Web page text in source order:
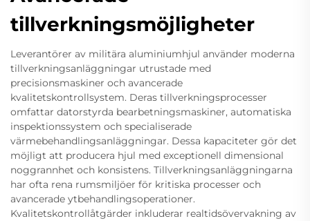
tillverkningsmöjligheter
Leverantörer av militära aluminiumhjul använder moderna
tillverkningsanläggningar utrustade med
precisionsmaskiner och avancerade
kvalitetskontrollsystem. Deras tillverkningsprocesser
omfattar datorstyrda bearbetningsmaskiner, automatiska
inspektionssystem och specialiserade
värmebehandlingsanläggningar. Dessa kapaciteter gör det
möjligt att producera hjul med exceptionell dimensional
noggrannhet och konsistens. Tillverkningsanläggningarna
har ofta rena rumsmiljöer för kritiska processer och
avancerade ytbehandlingsoperationer.
Kvalitetskontrollåtgärder inkluderar realtidsövervakning av